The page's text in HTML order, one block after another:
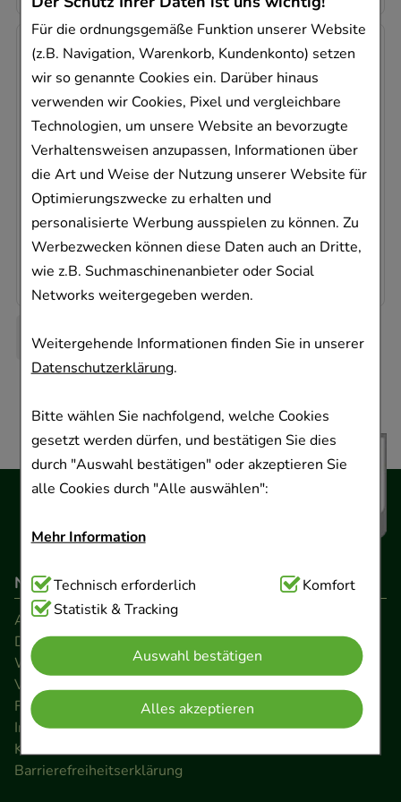
Für die ordnungsgemäße Funktion unserer Website
(z.B. Navigation, Warenkorb, Kundenkonto) setzen
wir so genannte Cookies ein. Darüber hinaus
verwenden wir Cookies, Pixel und vergleichbare
Technologien, um unsere Website an bevorzugte
Verhaltensweisen anzupassen, Informationen über
die Art und Weise der Nutzung unserer Website für
Optimierungszwecke zu erhalten und
personalisierte Werbung ausspielen zu können. Zu
Werbezwecken können diese Daten auch an Dritte,
wie z.B. Suchmaschinenanbieter oder Social
Networks weitergegeben werden.
Weitergehende Informationen finden Sie in unserer
Datenschutzerklärung.
Bitte wählen Sie nachfolgend, welche Cookies
gesetzt werden dürfen, und bestätigen Sie dies
durch "Auswahl bestätigen" oder akzeptieren Sie
alle Cookies durch "Alle auswählen":
Mehr Information
Technisch Notwendig:Hierbei handelt es sich um
Cookies, die für die Grundfunktionen unserer
Website notwendig sind (z.B. Navigation,
Warenkorb, Kundenkonto), weshalb auf diese nicht
verzichtet werden kann.
Komfort:Diese Cookies werden genutzt um das
Einkaufserlebnis noch ansprechender zu gestalten,
beispielsweise für die Wiedererkennung des
Technisch erforderlich
Komfort
Statistik & Tracking
Auswahl bestätigen
Alles akzeptieren
ELMEX SENSITIVE sanftes Weiß Zahnpasta
CP GABA GmbH
75ml
Zahnpaste
10005671
Dieses Produkt ist zur Zeit nicht verfügbar
7,66 €¹
102,13 €pro 1 l
Navigation
AGB
Datenschutz
Widerrufsrecht
Versandkosten
FAQ
Impressum
Kontakt
Barrierefreiheitserklärung